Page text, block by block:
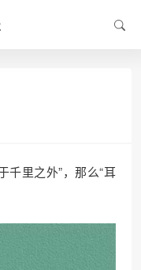
千里之外”，那么“耳